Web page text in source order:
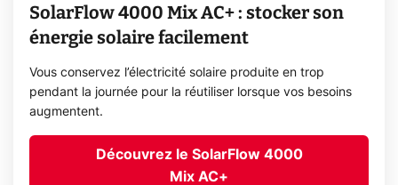
SolarFlow 4000 Mix AC+ : stocker son
énergie solaire facilement
Vous conservez l’électricité solaire produite en trop
pendant la journée pour la réutiliser lorsque vos besoins
augmentent.
Découvrez le SolarFlow 4000
Mix AC+